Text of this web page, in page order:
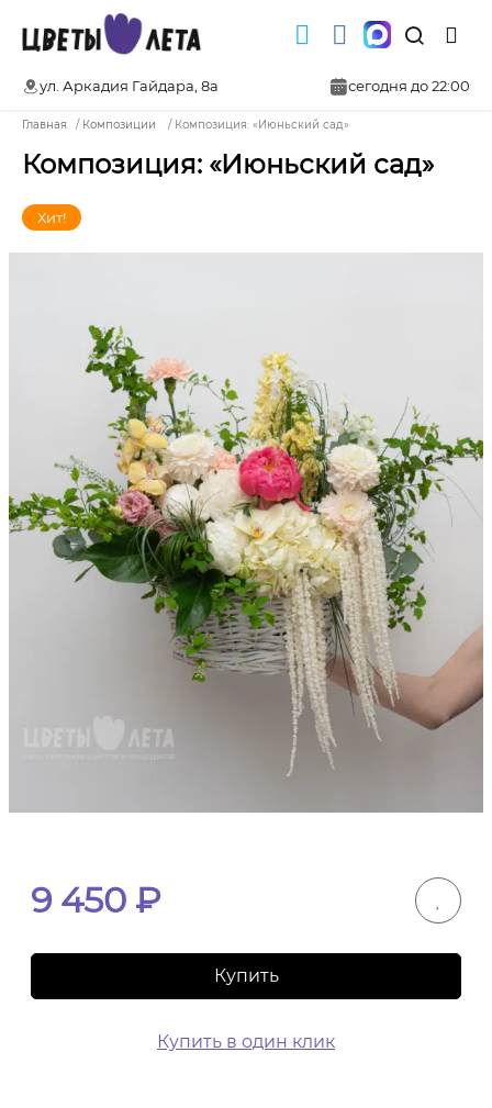
ул. Аркадия Гайдара, 8а сегодня до 22:00
Главная Композиции Композиция: «Июньский сад»
Композиция: «Июньский сад»
Хит!
9 450 ₽
Купить
Купить в один клик